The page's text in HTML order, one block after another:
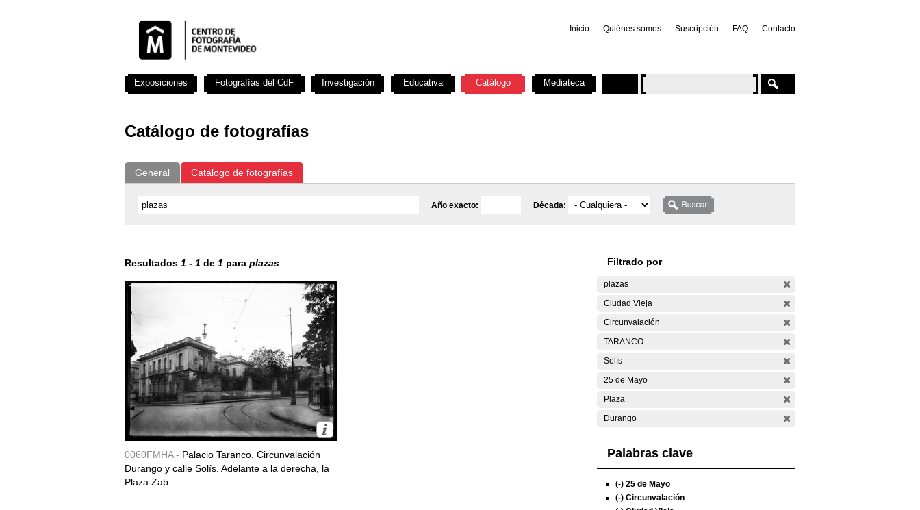
Inicio Quiénes somos Suscripción FAQ Contacto
Catálogo de fotografías
General Catálogo de fotografías
Año exacto: Década:
Resultados 1 - 1 de 1 para plazas
0060FMHA - Palacio Taranco. Circunvalación
Durango y calle Solís. Adelante a la derecha, la
Plaza Zab...
Filtrado por
plazas
Ciudad Vieja
Circunvalación
TARANCO
Solís
25 de Mayo
Plaza
Durango
Palabras clave
(-) 25 de Mayo
(-) Circunvalación
Exposiciones Fotografías del CdF Investigación Educativa Catálogo Mediateca